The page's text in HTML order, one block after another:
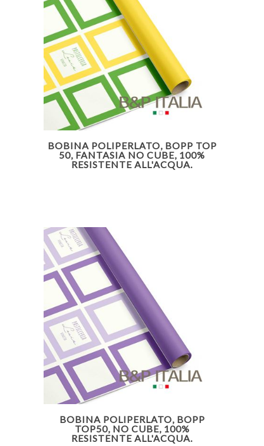
BOBINA POLIPERLATO, BOPP TOP
50, FANTASIA NO CUBE, 100%
RESISTENTE ALL'ACQUA.
BOBINA POLIPERLATO, BOPP
TOP50, NO CUBE, 100%
RESISTENTE ALL'ACQUA.